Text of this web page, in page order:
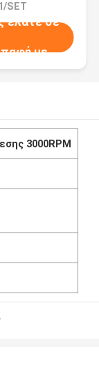
SET
ελάτε σε
με
3000RPM